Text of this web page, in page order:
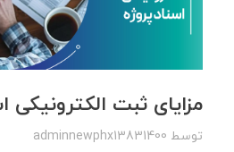
مزایای ثبت الکترونیکی
توسط adminnewphx13831400